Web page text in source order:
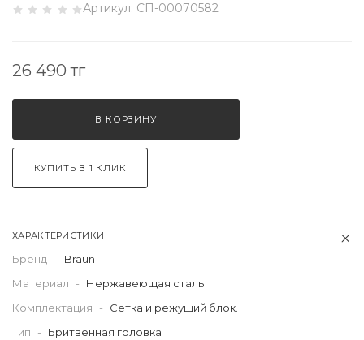
Артикул: СП-00070582
26 490 тг
В КОРЗИНУ
КУПИТЬ В 1 КЛИК
ХАРАКТЕРИСТИКИ
Бренд -
Braun
Материал
-
Нержавеющая сталь
Комплектация
-
Сетка и режущий блок.
Тип
-
Бритвенная головка